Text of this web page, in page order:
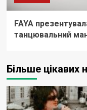
FAYA
танцювальний
Більше цікавих